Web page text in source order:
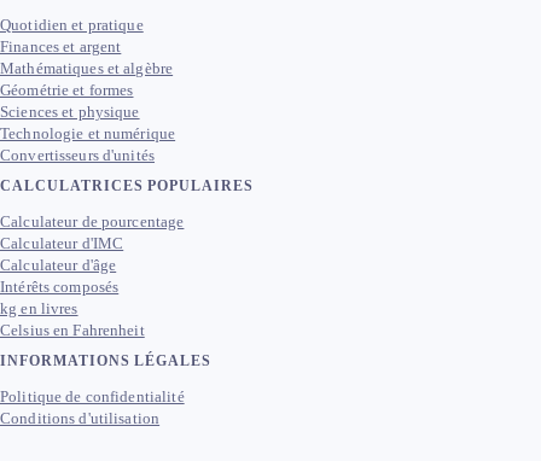
Quotidien et pratique
Finances et argent
Mathématiques et algèbre
Géométrie et formes
Sciences et physique
Technologie et numérique
Convertisseurs d'unités
CALCULATRICES POPULAIRES
Calculateur de pourcentage
Calculateur d'IMC
Calculateur d'âge
Intérêts composés
kg en livres
Celsius en Fahrenheit
INFORMATIONS LÉGALES
Politique de confidentialité
Conditions d'utilisation